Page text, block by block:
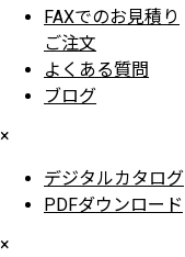
FAXでのお見積り
ご注文
よくある質問
ブログ
×
デジタルカタログ
PDFダウンロード
×